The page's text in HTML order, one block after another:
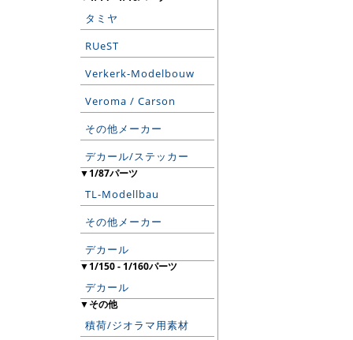
タミヤ
RUeST
Verkerk-Modelbouw
Veroma / Carson
その他メーカー
デカール/ステッカー
▼1/87パーツ
TL-Modellbau
その他メーカー
デカール
▼1/150 - 1/160パーツ
デカール
▼その他
積荷/ジオラマ用素材